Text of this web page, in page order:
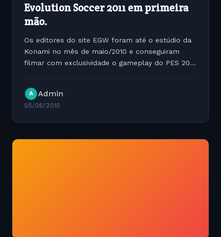
Evolution Soccer 2011 em primeira
mão.
Os editores do site EGW foram até o estúdio da
Konami no mês de maio/2010 e conseguiram
filmar com exclusividade o gameplay do PES 2011.
A Admin
05/06/2010